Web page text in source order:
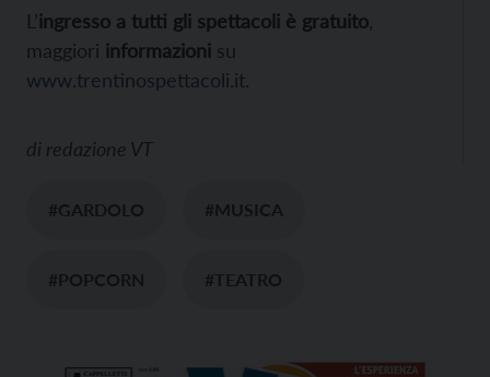
L’ingresso a tutti gli spettacoli è gratuito
maggiori informazioni su
www.trentinospettacoli.it.
di redazione VT
#GARDOLO #MUSICA
#POPCORN #TEATRO